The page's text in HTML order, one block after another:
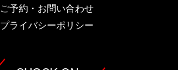
ご予約・お問い合わせ
プライバシーポリシー